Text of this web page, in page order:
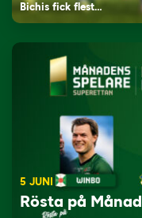
Bichis fick flest…
5 JUNI
Rösta på